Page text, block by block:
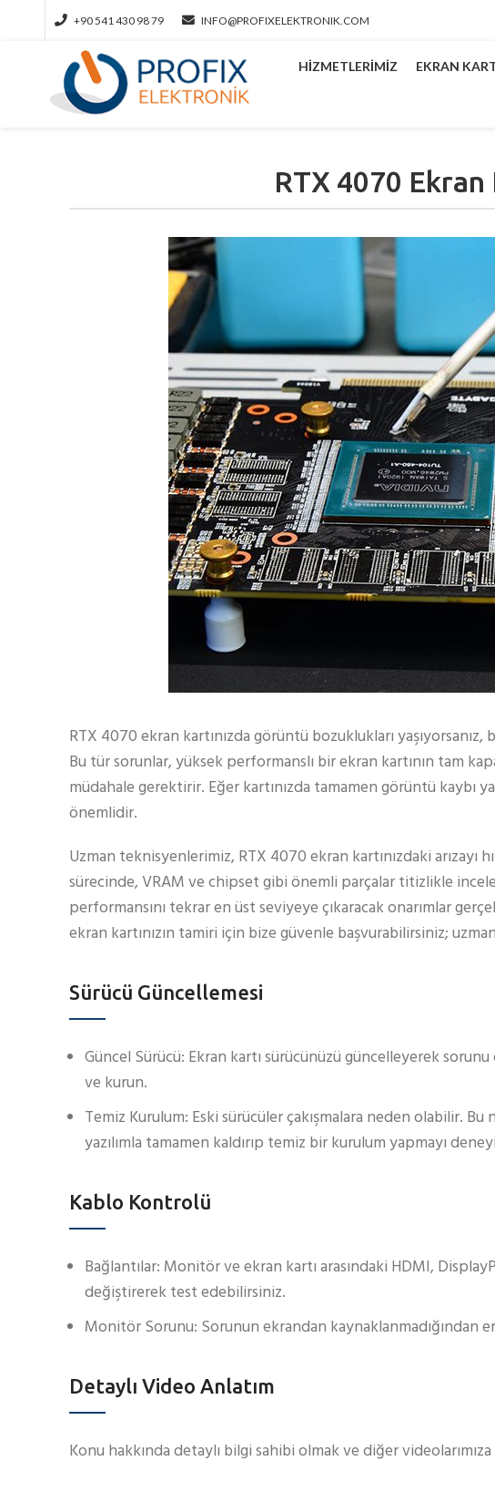
+90 541 430 98 79 INFO@PROFIXELEKTRONIK.COM
HIZMETLERIMIZ EKRAN
RTX 4070
RTX 4070 ekran kartınızda görüntü bozuklukları
Bu tür sorunlar, yüksek performanslı bir ekran kartının tam
müdahale gerektirir. Eğer kartınızda tamamen görüntü kaybı
önemlidir.
Uzman teknisyenlerimiz, RTX 4070 ekran kartınızdaki
sürecinde, VRAM ve chipset gibi önemli parçalar titizlikle
performansını tekrar en üst seviyeye çıkaracak onarımlar
ekran kartınızın tamiri için bize güvenle başvurabilirsiniz;
Sürücü Güncellemesi
Güncel Sürücü: Ekran kartı sürücünüzü güncelleyerek
ve kurun.
Temiz Kurulum: Eski sürücüler çakışmalara neden olabilir.
yazılımla tamamen kaldırıp temiz bir kurulum yapmayı
Kablo Kontrolü
Bağlantılar: Monitör ve ekran kartı arasındaki HDMI,
değiştirerek test edebilirsiniz.
Monitör Sorunu: Sorunun ekrandan kaynaklanmadığından
Detaylı Video Anlatım
Konu hakkında detaylı bilgi sahibi olmak ve diğer